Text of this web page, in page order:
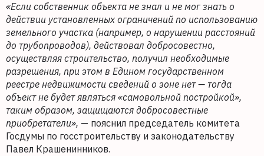
«Если собственник объекта не знал и не мог знать о
действии установленных ограничений по использованию
земельного участка (например, о нарушении расстояний
до трубопроводов), действовал добросовестно,
осуществляя строительство, получил необходимые
разрешения, при этом в Едином государственном
реестре недвижимости сведений о зоне нет — тогда
объект не будет являться «самовольной постройкой»,
таким образом, защищаются добросовестные
приобретатели», — пояснил председатель комитета
Госдумы по госстроительству и законодательству
Павел Крашенинников.